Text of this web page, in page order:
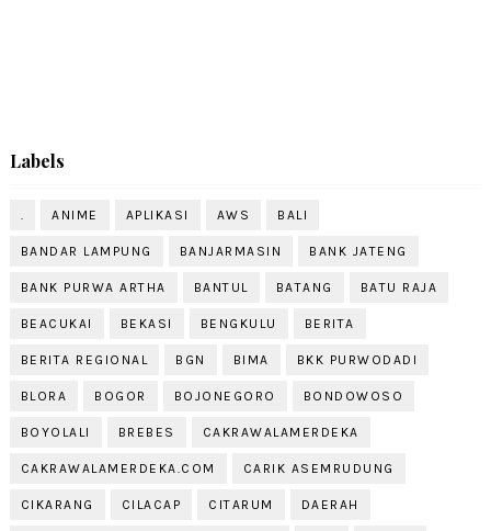
Labels
. ANIME APLIKASI AWS BALI
BANDAR LAMPUNG BANJARMASIN BANK JATENG
BANK PURWA ARTHA BANTUL BATANG BATU RAJA
BEACUKAI BEKASI BENGKULU BERITA
BERITA REGIONAL BGN BIMA BKK PURWODADI
BLORA BOGOR BOJONEGORO BONDOWOSO
BOYOLALI BREBES CAKRAWALAMERDEKA
CAKRAWALAMERDEKA.COM CARIK ASEMRUDUNG
CIKARANG CILACAP CITARUM DAERAH